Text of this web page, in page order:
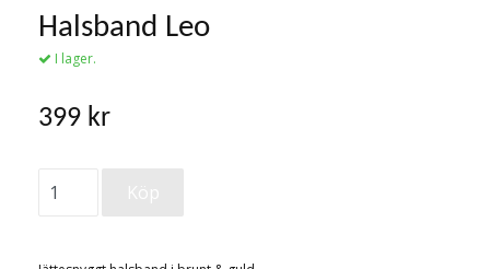
Halsband Leo
I lager.
399 kr